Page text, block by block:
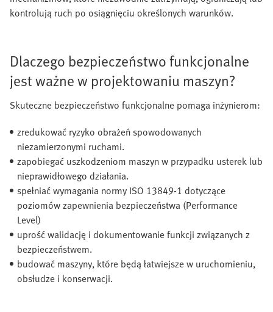
kontrolują ruch po osiągnięciu określonych warunków.
Dlaczego bezpieczeństwo funkcjonalne
jest ważne w projektowaniu maszyn?
Skuteczne bezpieczeństwo funkcjonalne pomaga inżynierom:
zredukować ryzyko obrażeń spowodowanych
niezamierzonymi ruchami.
zapobiegać uszkodzeniom maszyn w przypadku usterek lub
nieprawidłowego działania.
spełniać wymagania normy ISO 13849-1 dotyczące
poziomów zapewnienia bezpieczeństwa (Performance
Level)
uprość walidację i dokumentowanie funkcji związanych z
bezpieczeństwem.
budować maszyny, które będą łatwiejsze w uruchomieniu,
obsłudze i konserwacji.